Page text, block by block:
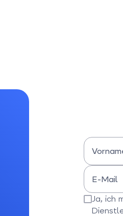
Bitte
E-Mail
Bitte E-Mail-
Ja, ich